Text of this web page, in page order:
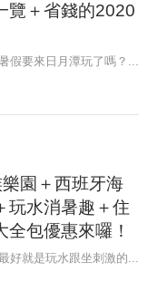
覽＋省錢的2020
假要來日月潭玩了嗎？...
園＋西班牙海
玩水消暑趣＋住
包優惠來囉！
好就是玩水跟坐刺激的...